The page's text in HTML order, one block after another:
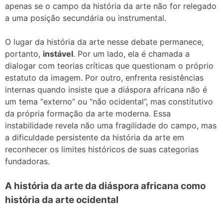
apenas se o campo da história da arte não for relegado
a uma posição secundária ou instrumental.
O lugar da história da arte nesse debate permanece,
portanto, instável. Por um lado, ela é chamada a
dialogar com teorias críticas que questionam o próprio
estatuto da imagem. Por outro, enfrenta resistências
internas quando insiste que a diáspora africana não é
um tema “externo” ou “não ocidental”, mas constitutivo
da própria formação da arte moderna. Essa
instabilidade revela não uma fragilidade do campo, mas
a dificuldade persistente da história da arte em
reconhecer os limites históricos de suas categorias
fundadoras.
A história da arte da diáspora africana como
história da arte ocidental